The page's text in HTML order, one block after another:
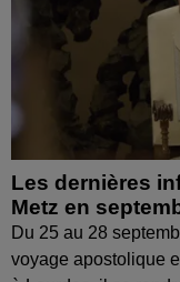
Les dernières
Metz en
Du 25 au 28
voyage apostolique